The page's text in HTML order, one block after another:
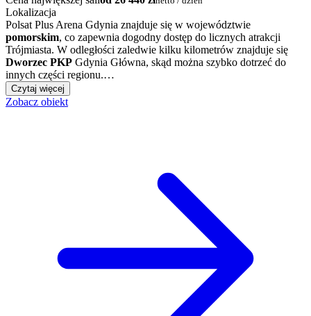
Lokalizacja
Polsat Plus Arena Gdynia znajduje się w województwie
pomorskim, co zapewnia dogodny dostęp do licznych atrakcji
Trójmiasta. W odległości zaledwie kilku kilometrów znajduje się
Dworzec PKP Gdynia Główna, skąd można szybko dotrzeć do
innych części regionu.…
Czytaj więcej
Zobacz obiekt